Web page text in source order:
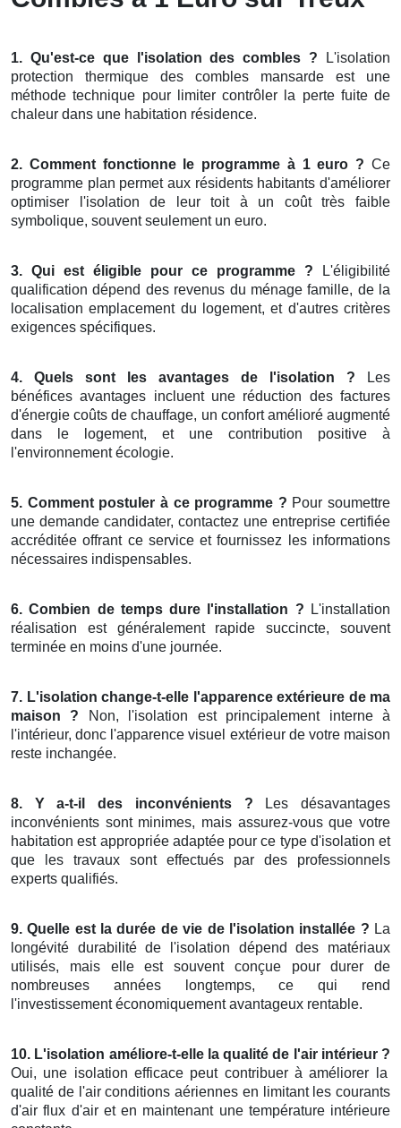
1. Qu'est-ce que l'isolation des combles ? L'isolation
protection thermique des combles mansarde est une
méthode technique pour limiter contrôler la perte fuite de
chaleur dans une habitation résidence.
2. Comment fonctionne le programme à 1 euro ? Ce
programme plan permet aux résidents habitants d'améliorer
optimiser l'isolation de leur toit à un coût très faible
symbolique, souvent seulement un euro.
3. Qui est éligible pour ce programme ? L'éligibilité
qualification dépend des revenus du ménage famille, de la
localisation emplacement du logement, et d'autres critères
exigences spécifiques.
4. Quels sont les avantages de l'isolation ? Les
bénéfices avantages incluent une réduction des factures
d'énergie coûts de chauffage, un confort amélioré augmenté
dans le logement, et une contribution positive à
l'environnement écologie.
5. Comment postuler à ce programme ? Pour soumettre
une demande candidater, contactez une entreprise certifiée
accréditée offrant ce service et fournissez les informations
nécessaires indispensables.
6. Combien de temps dure l'installation ? L'installation
réalisation est généralement rapide succincte, souvent
terminée en moins d'une journée.
7. L'isolation change-t-elle l'apparence extérieure de ma
maison ? Non, l'isolation est principalement interne à
l'intérieur, donc l'apparence visuel extérieur de votre maison
reste inchangée.
8. Y a-t-il des inconvénients ? Les désavantages
inconvénients sont minimes, mais assurez-vous que votre
habitation est appropriée adaptée pour ce type d'isolation et
que les travaux sont effectués par des professionnels
experts qualifiés.
9. Quelle est la durée de vie de l'isolation installée ? La
longévité durabilité de l'isolation dépend des matériaux
utilisés, mais elle est souvent conçue pour durer de
nombreuses années longtemps, ce qui rend
l'investissement économiquement avantageux rentable.
10. L'isolation améliore-t-elle la qualité de l'air intérieur ?
Oui, une isolation efficace peut contribuer à améliorer la
qualité de l'air conditions aériennes en limitant les courants
d'air flux d'air et en maintenant une température intérieure